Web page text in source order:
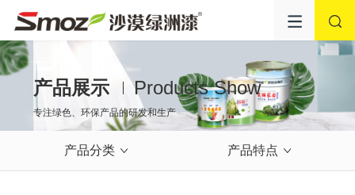
产品展示 Products Show
专注绿色、环保产品的研发和生产
产品分类 产品特点